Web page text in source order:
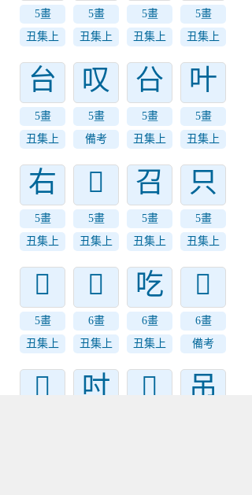
5畫
丑集上
5畫
丑集上
5畫
丑集上
5畫
丑集上
台
5畫
丑集上
叹
5畫
備考
㕣
5畫
丑集上
叶
5畫
丑集上
右
5畫
丑集上
𠮢
5畫
丑集上
召
5畫
丑集上
只
5畫
丑集上
𠮡
5畫
丑集上
𠮭
6畫
丑集上
吃
6畫
丑集上
𠯀
6畫
備考
𠯂 吋 𠯈 吊